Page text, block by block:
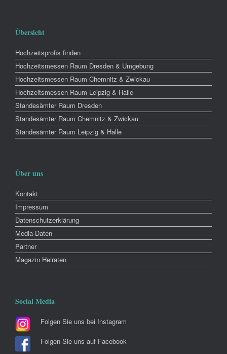
Übersicht
Hochzeitsprofis finden
Hochzeitsmessen Raum Dresden & Umgebung
Hochzeitsmessen Raum Chemnitz & Zwickau
Hochzeitsmessen Raum Leipzig & Halle
Standesämter Raum Dresden
Standesämter Raum Chemnitz & Zwickau
Standesämter Raum Leipzig & Halle
Über uns
Kontakt
Impressum
Datenschutzerklärung
Media-Daten
Partner
Magazin Heiraten
Social Media
Folgen Sie uns bei Instagram
Folgen Sie uns auf Facebook